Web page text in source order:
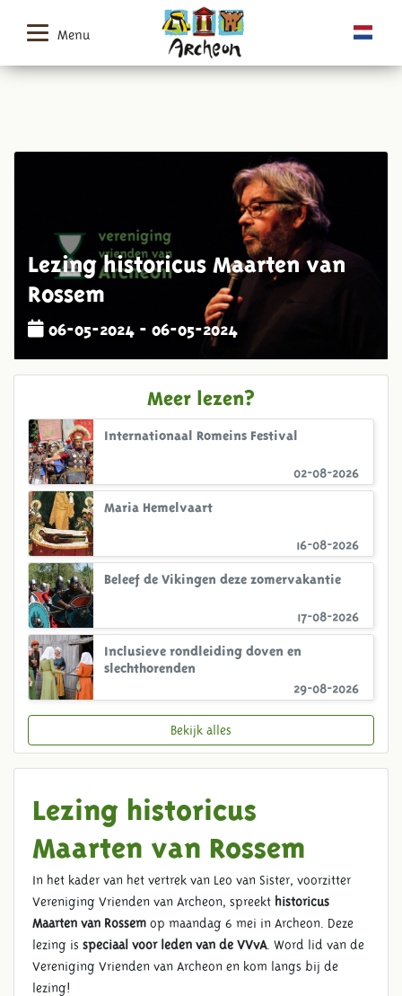
Menu
Lezing historicus Maarten van
Rossem
06-05-2024 - 06-05-2024
Lezing historicus
Maarten van Rossem
In het kader van het vertrek van Leo van Sister, voorzitter
Vereniging Vrienden van Archeon, spreekt historicus
Maarten van Rossem op maandag 6 mei in Archeon. Deze
lezing is speciaal voor leden van de VVvA. Word lid van de
Vereniging Vrienden van Archeon en kom langs bij de
lezing!
Meer lezen?
02-08-2026
Internationaal Romeins Festival
16-08-2026
Maria Hemelvaart
17-08-2026
Beleef de Vikingen deze zomervakantie
29-08-2026
Inclusieve rondleiding doven en
slechthorenden
Bekijk alles